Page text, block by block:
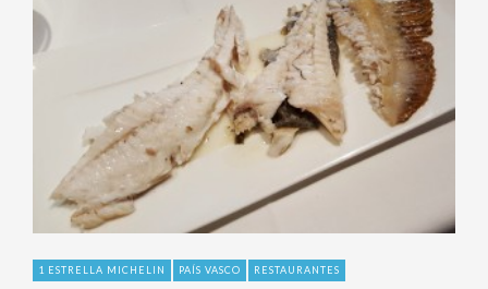
1 ESTRELLA MICHELIN PAÍS VASCO RESTAURANTES